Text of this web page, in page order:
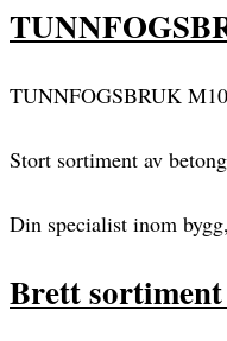
TUNNFOGSBRUK
Stort sortiment av
Din specialist inom
Brett